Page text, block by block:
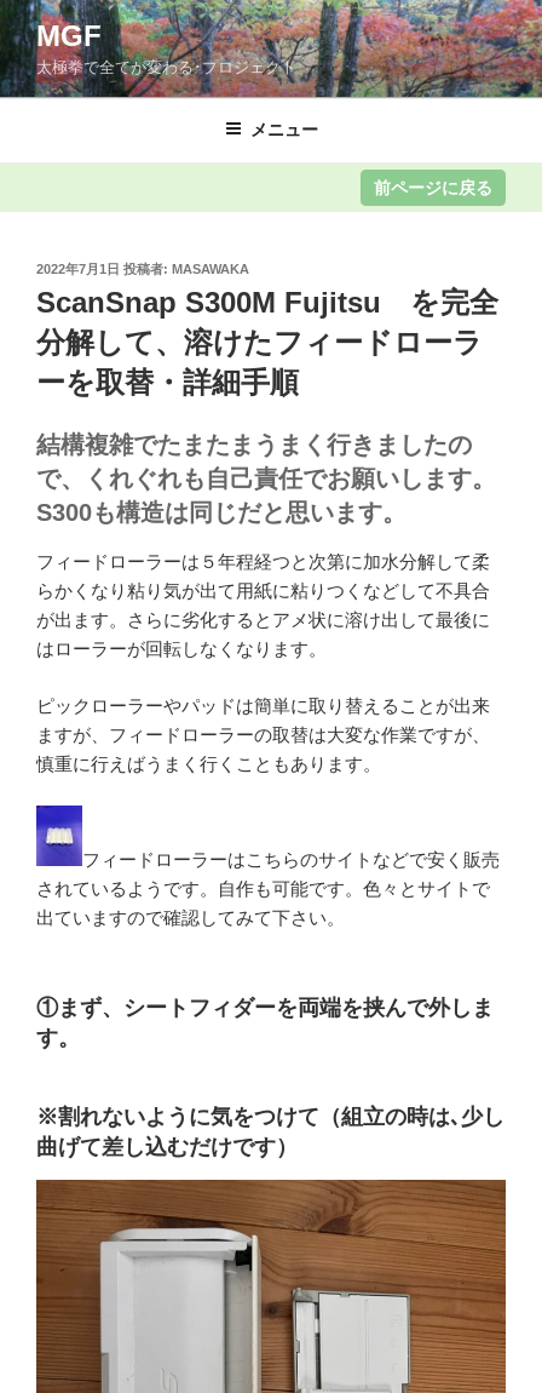
コ
ン
テ
ン
キ
MGF
太極拳で全てが変わる･プロジェクト
メニュー
投
稿
日:
2022年7月1日 投稿者: MASAWAKA
ScanSnap S300M Fujitsu を完全
分解して、溶けたフィードローラ
ーを取替・詳細手順
結構複雑でたまたまうまく行きましたの
で、くれぐれも自己責任でお願いします。
S300も構造は同じだと思います。
フィードローラーは５年程経つと次第に加水分解して柔
らかくなり粘り気が出て用紙に粘りつくなどして不具合
が出ます。さらに劣化するとアメ状に溶け出して最後に
はローラーが回転しなくなります。
ピックローラーやパッドは簡単に取り替えることが出来
ますが、フィードローラーの取替は大変な作業ですが、
慎重に行えばうまく行くこともあります。
フィードローラーはこちらのサイトなどで安く販売
されているようです。自作も可能です。色々とサイトで
出ていますので確認してみて下さい。
①まず、シートフィダーを両端を挟んで外しま
す。
※割れないように気をつけて（組立の時は､少し
曲げて差し込むだけです）